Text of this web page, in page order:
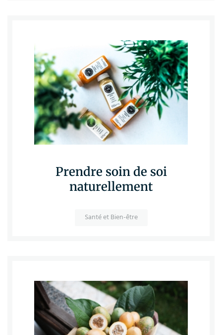
Prendre soin de soi
naturellement
Santé et Bien-être